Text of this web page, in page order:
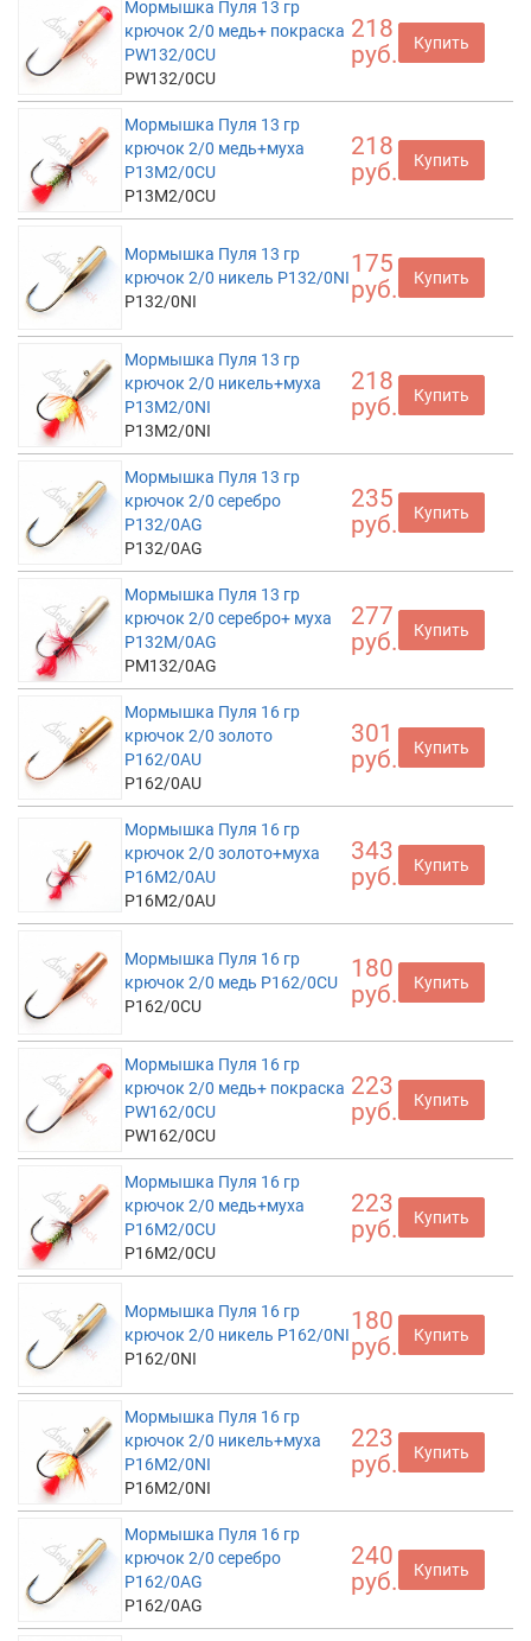
Мормышка Пуля 13 гр
крючок 2/0 медь+ покраска
PW132/0CU
PW132/0CU
218
руб.
Купить
Мормышка Пуля 13 гр
крючок 2/0 медь+муха
P13M2/0CU
P13M2/0CU
218
руб.
Купить
Мормышка Пуля 13 гр
крючок 2/0 никель P132/0NI
P132/0NI
175
руб.
Купить
Мормышка Пуля 13 гр
крючок 2/0 никель+муха
P13M2/0NI
P13M2/0NI
218
руб.
Купить
Мормышка Пуля 13 гр
крючок 2/0 серебро
P132/0AG
P132/0AG
235
руб.
Купить
Мормышка Пуля 13 гр
крючок 2/0 серебро+ муха
P132M/0AG
PM132/0AG
277
руб.
Купить
Мормышка Пуля 16 гр
крючок 2/0 золото
P162/0AU
P162/0AU
301
руб.
Купить
Мормышка Пуля 16 гр
крючок 2/0 золото+муха
P16M2/0AU
P16M2/0AU
343
руб.
Купить
Мормышка Пуля 16 гр
крючок 2/0 медь P162/0CU
P162/0CU
180
руб.
Купить
Мормышка Пуля 16 гр
крючок 2/0 медь+ покраска
PW162/0CU
PW162/0CU
223
руб.
Купить
Мормышка Пуля 16 гр
крючок 2/0 медь+муха
P16M2/0CU
P16M2/0CU
223
руб.
Купить
Мормышка Пуля 16 гр
крючок 2/0 никель P162/0NI
P162/0NI
180
руб.
Купить
Мормышка Пуля 16 гр
крючок 2/0 никель+муха
P16M2/0NI
P16M2/0NI
223
руб.
Купить
Мормышка Пуля 16 гр
крючок 2/0 серебро
P162/0AG
P162/0AG
240
руб.
Купить